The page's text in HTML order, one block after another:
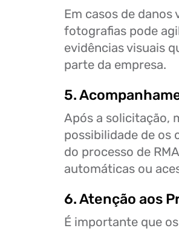
Em casos de
fotografias pode
evidências visuais
parte da empresa.
5.
Após a solicitação,
possibilidade de os
do processo de
automáticas ou
6. Atenção aos
É importante que